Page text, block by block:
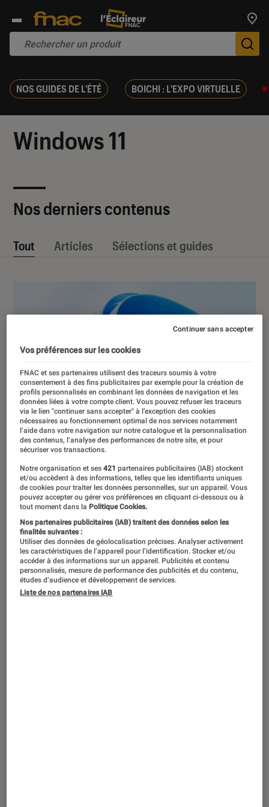
NOS GUIDES DE L'ÉTÉ BOICHI : L'EXPO VIRTUELLE
Windows 11
Nos derniers contenus
Tout Articles Sélections et guides
Windows 11 : Microsoft s’attaque enfin
au problème des performances sur 8 Go
de RAM
Informatique • 04 août. 2026
Vos préférences sur les cookies
FNAC et ses partenaires utilisent des traceurs soumis à votre
consentement à des fins publicitaires par exemple pour la création de
profils personnalisés en combinant les données de navigation et les
données liées à votre compte client. Vous pouvez refuser les traceurs
via le lien "continuer sans accepter" à l’exception des cookies
nécessaires au fonctionnement optimal de nos services notamment
l’aide dans votre navigation sur notre catalogue et la personnalisation
des contenus, l’analyse des performances de notre site, et pour
sécuriser vos transactions.
Notre organisation et ses421 partenaires publicitaires (IAB) stockent
et/ou accèdent à des informations, telles que les identifiants uniques
de cookies pour traiter les données personnelles, sur un appareil. Vous
pouvez accepter ou gérer vos préférences en cliquant ci-dessous ou à
tout moment dans la Politique Cookies.
Nos partenaires publicitaires (IAB) traitent des données selon les
finalités suivantes :
Utiliser des données de géolocalisation précises. Analyser activement
les caractéristiques de l’appareil pour l’identification. Stocker et/ou
accéder à des informations sur un appareil. Publicités et contenu
personnalisés, mesure de performance des publicités et du contenu,
études d’audience et développement de services.
Liste de nos partenaires IAB
Continuer sans accepter